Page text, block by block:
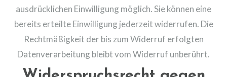
ausdrücklichen Einwilligung möglich. Sie können eine
bereits erteilte Einwilligung jederzeit widerrufen. Die
Rechtmäßigkeit der bis zum Widerruf erfolgten
Datenverarbeitung bleibt vom Widerruf unberührt.